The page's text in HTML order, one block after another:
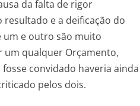
da falta de rigor
e a deificação do
um e outro são muito
um qualquer Orçamento,
convidado haveria ainda
pelos dois.